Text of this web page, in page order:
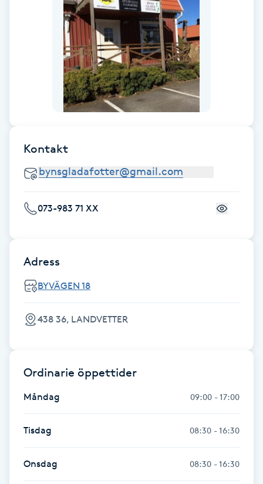
Fransborttagning
Fransfärgning
Fransförlängning
Fransförlängning Megavolym
Fransförlängning Volym
Friskvård
Friskvårdsmassage
Funktionsanalys
Kontakt
073-983 71 XX
Adress
BYVÄGEN 18
438 36, LANDVETTER
Ordinarie öppettider
Måndag 09:00 - 17:00
Tisdag 08:30 - 16:30
Onsdag 08:30 - 16:30